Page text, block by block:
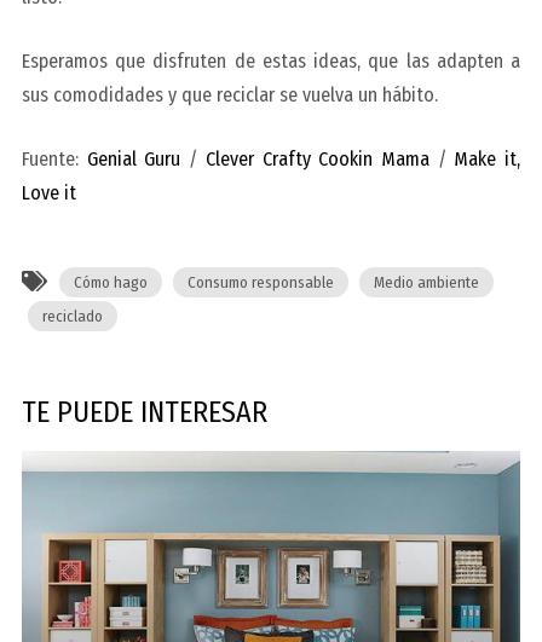
Esperamos que disfruten de estas ideas, que las adapten a
sus comodidades y que reciclar se vuelva un hábito.
Fuente: Genial Guru / Clever Crafty Cookin Mama/ Make it,
Love it
Cómo hago Consumo responsable
Medio ambiente
reciclado
TE PUEDE INTERESAR